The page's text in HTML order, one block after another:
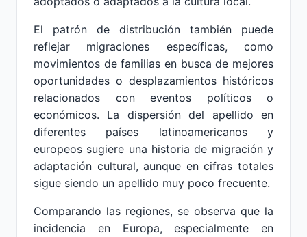
El patrón de distribución también puede
reflejar migraciones específicas, como
movimientos de familias en busca de mejores
oportunidades o desplazamientos históricos
relacionados con eventos políticos o
económicos. La dispersión del apellido en
diferentes países latinoamericanos y
europeos sugiere una historia de migración y
adaptación cultural, aunque en cifras totales
sigue siendo un apellido muy poco frecuente.
Comparando las regiones, se observa que la
incidencia en Europa, especialmente en